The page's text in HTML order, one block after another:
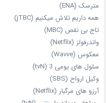
مترسک (ENA)
همه داریم تلاش میکنیم (jTBC)
تاج بی‌ نقص (MBC)
واندرفولز (Netflix)
معکوس (Wavve)
سلول های یومی 3 (tvN)
وکیل ارواح (SBS)
آرزو های مرگبار (Netflix)